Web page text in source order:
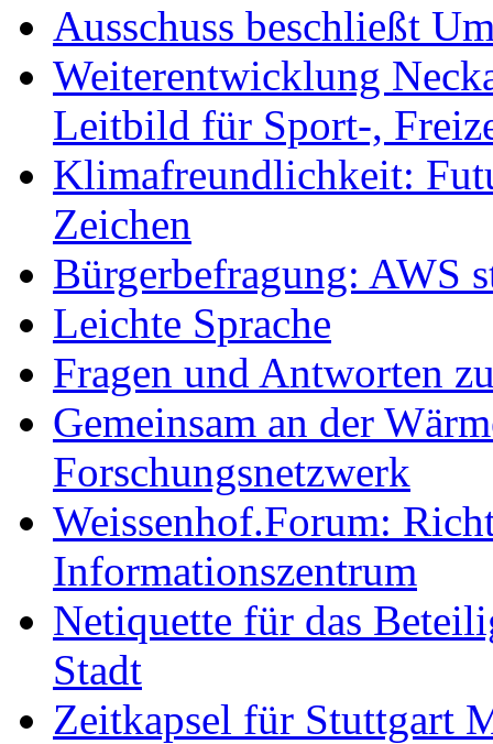
Ausschuss beschließt
Weiterentwicklung
Leitbild für Sport-,
Klimafreundlichkeit:
Zeichen
Bürgerbefragung: AWS
Leichte Sprache
Fragen und Antworten
Gemeinsam an der
Forschungsnetzwerk
Weissenhof.Forum:
Informationszentrum
Netiquette für das
Stadt
Zeitkapsel für Stuttgart